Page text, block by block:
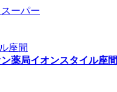
ーパー
座間
薬局イオンスタイル座間